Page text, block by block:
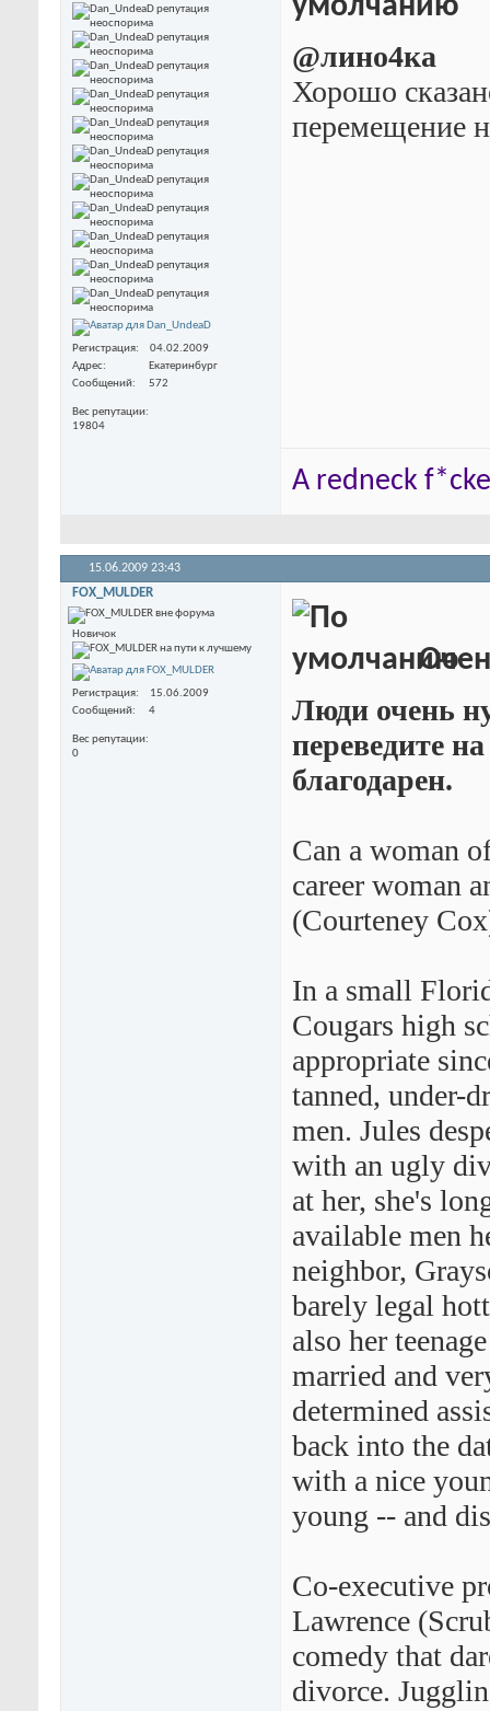
Регистрация
04.02.2009
Адрес
Екатеринбург
Сообщений
572
Вес репутации
19804
@лино4ка
Хорошо
перемещение
A redneck
15.06.2009 23:43
FOX_MULDER
Новичок
Регистрация
15.06.2009
Сообщений
4
Вес репутации
0
Люди очень
переведите
благодарен.
Can a woman
career woman
(Courteney
In a small
Cougars high
appropriate
tanned, under-
men. Jules
with an ugly
at her, she's
available men
neighbor,
barely legal
also her
married and
determined
back into the
with a nice
young -- and
Co-executive
Lawrence
comedy that
divorce.